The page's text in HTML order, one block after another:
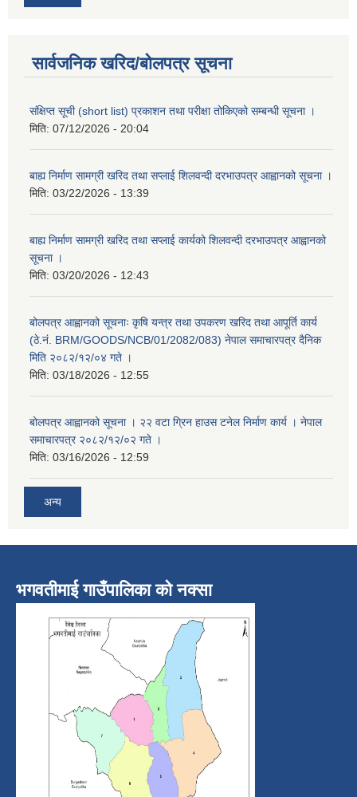
सार्वजनिक खरिद/बोलपत्र सूचना
संक्षिप्त सूची (short list) प्रकाशन तथा परीक्षा तोकिएको सम्बन्धी सूचना ।
मिति: 07/12/2026 - 20:04
बाह्य निर्माण सामग्री खरिद तथा सप्लाई शिलवन्दी दरभाउपत्र आह्वानको सूचना ।
मिति: 03/22/2026 - 13:39
बाह्य निर्माण सामग्री खरिद तथा सप्लाई कार्यको शिलवन्दी दरभाउपत्र आह्वानको
सूचना ।
मिति: 03/20/2026 - 12:43
बोलपत्र आह्वानको सूचनाः कृषि यन्त्र तथा उपकरण खरिद तथा आपूर्ति कार्य
(ठे.नं. BRM/GOODS/NCB/01/2082/083) नेपाल समाचारपत्र दैनिक
मिति २०८२/१२/०४ गते ।
मिति: 03/18/2026 - 12:55
बोलपत्र आह्वानको सूचना । २२ वटा ग्रिन हाउस टनेल निर्माण कार्य । नेपाल
समाचारपत्र २०८२/१२/०२ गते ।
मिति: 03/16/2026 - 12:59
अन्य
भगवतीमाई गाउँपालिका को नक्सा